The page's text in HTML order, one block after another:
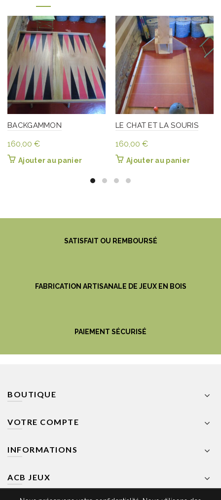
BACKGAMMON
160,00 €
Ajouter au panier
LE CHAT ET LA SOURIS
160,00 €
Ajouter au panier
SATISFAIT OU REMBOURSÉ
FABRICATION ARTISANALE DE JEUX EN BOIS
PAIEMENT SÉCURISÉ
BOUTIQUE
VOTRE COMPTE
INFORMATIONS
ACB JEUX